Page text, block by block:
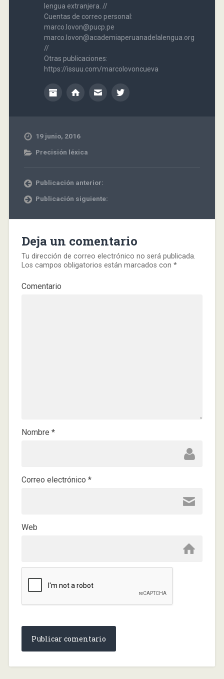
lengua extranjera. //
Cuentas de correo personal:
marco.lovon@pucp.pe
marco.lovon@academiaperuanadelalengua.org
//
Otras publicaciones:
https://issuu.com/marcolovoncueva
19 junio, 2016
Precisión léxica
Publicación anterior:
Publicación siguiente:
Deja un comentario
Tu dirección de correo electrónico no será publicada.
Los campos obligatorios están marcados con *
Comentario
Nombre *
Correo electrónico *
Web